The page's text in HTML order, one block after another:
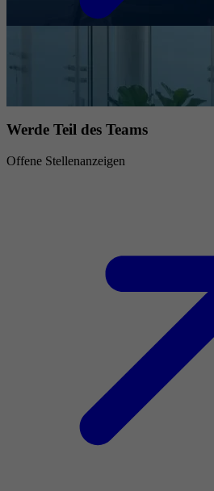
Werde Teil des Teams
Offene Stellenanzeigen